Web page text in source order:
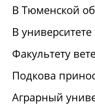
В Тюменской
В
Факультету
Подкова
Аграрный